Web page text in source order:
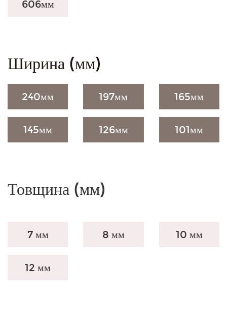
606мм
Ширина (мм)
240мм 197мм 165мм
145мм 126мм 101мм
Товщина (мм)
7 мм 8 мм 10 мм
12 мм